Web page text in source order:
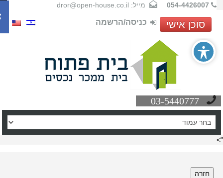
054-4426007 מייל: dror@open-house.co.il
סוכן אישי כניסה/הרשמה
03-5440777
חזרה